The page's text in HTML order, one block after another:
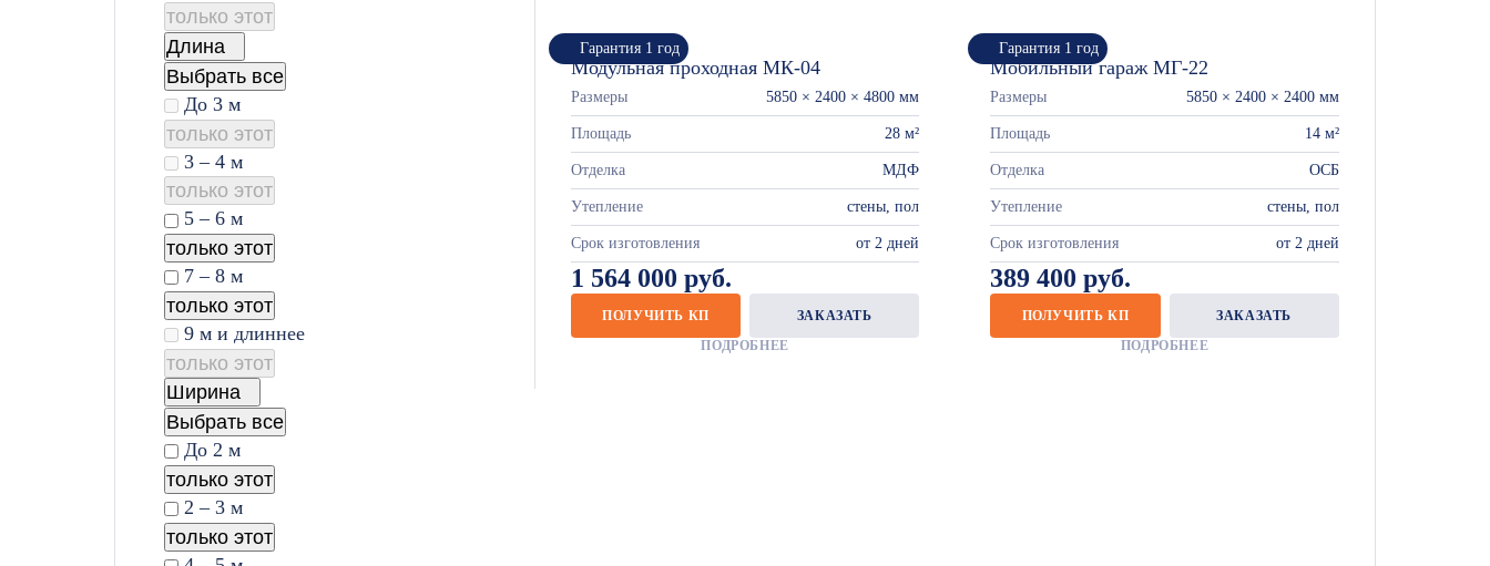
только этот
Длина
Выбрать все
До 3 м
только этот
3 – 4 м
только этот
5 – 6 м
только этот
7 – 8 м
только этот
9 м и длиннее
только этот
Ширина
Выбрать все
До 2 м
только этот
2 – 3 м
только этот
Гарантия 1 год
Модульная проходная МК-04
Размеры 5850 × 2400 × 4800 мм
Площадь 28 м²
Отделка МДФ
Утепление стены, пол
Срок изготовления от 2 дней
1 564 000 руб.
ПОЛУЧИТЬ КП
ЗАКАЗАТЬ
ПОДРОБНЕЕ
Гарантия 1 год
Мобильный гараж МГ-22
Размеры 5850 × 2400 × 2400 мм
Площадь 14 м²
Отделка ОСБ
Утепление стены, пол
Срок изготовления от 2 дней
389 400 руб.
ПОЛУЧИТЬ КП
ЗАКАЗАТЬ
ПОДРОБНЕЕ